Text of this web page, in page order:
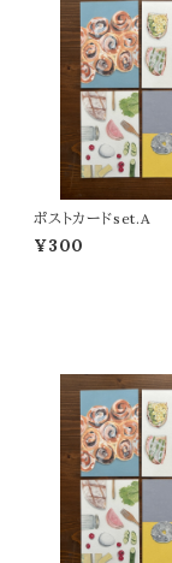
ポストカードset.A
¥300